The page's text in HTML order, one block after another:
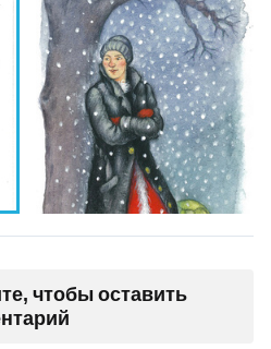
чтобы оставить